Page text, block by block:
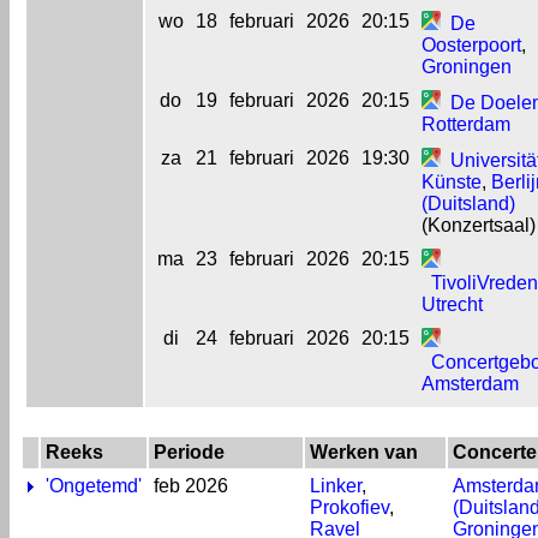
wo 18 februari 2026 20:15
De
Oosterpoort,
Groningen
do
19 februari 2026 20:15
De
Rotterdam
za
21 februari 2026 19:30
Künste,
(Duitsland)
(Konzertsaal)
ma
23 februari 2026
20:15
Utrecht
di
24 februari 2026
20:15
Amsterdam
Reeks Periode Werken van
'Ongetemd' feb 2026 Linker,
Prokofiev,
Ravel